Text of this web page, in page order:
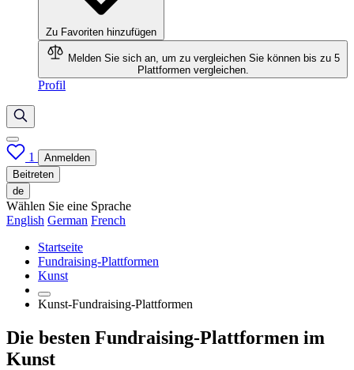
Zu Favoriten hinzufügen
Melden Sie sich an, um zu vergleichen Sie können bis zu 5
Plattformen vergleichen.
Profil
1
Anmelden
Beitreten
de
Wählen Sie eine Sprache
English German French
Startseite
Fundraising-Plattformen
Kunst
Kunst-Fundraising-Plattformen
Die besten Fundraising-Plattformen im
Kunst